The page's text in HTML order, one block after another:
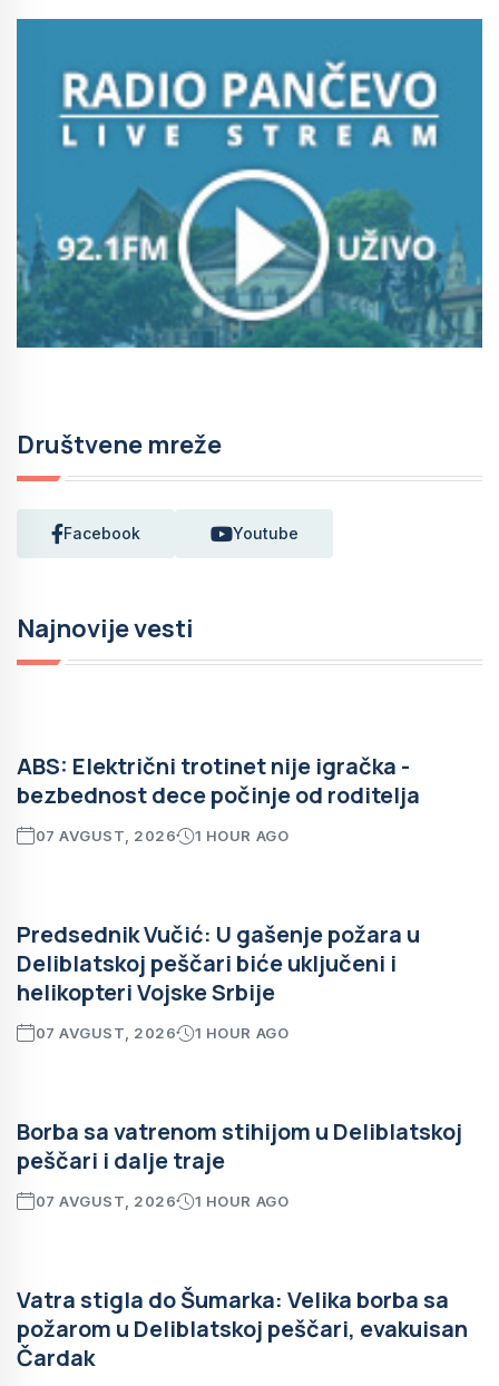
Društvene mreže
Facebook Youtube
Najnovije vesti
ABS: Električni trotinet nije igračka -
bezbednost dece počinje od roditelja
07 AVGUST, 2026 1 HOUR AGO
Predsednik Vučić: U gašenje požara u
Deliblatskoj peščari biće uključeni i
helikopteri Vojske Srbije
07 AVGUST, 2026 1 HOUR AGO
Borba sa vatrenom stihijom u Deliblatskoj
peščari i dalje traje
07 AVGUST, 2026 1 HOUR AGO
Vatra stigla do Šumarka: Velika borba sa
požarom u Deliblatskoj peščari, evakuisan
Čardak